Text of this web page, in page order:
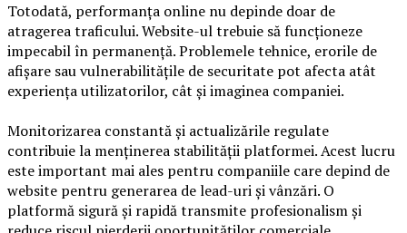
Totodată, performanța online nu depinde doar de
atragerea traficului. Website-ul trebuie să funcționeze
impecabil în permanență. Problemele tehnice, erorile de
afișare sau vulnerabilitățile de securitate pot afecta atât
experiența utilizatorilor, cât și imaginea companiei.
Monitorizarea constantă și actualizările regulate
contribuie la menținerea stabilității platformei. Acest lucru
este important mai ales pentru companiile care depind de
website pentru generarea de lead-uri și vânzări. O
platformă sigură și rapidă transmite profesionalism și